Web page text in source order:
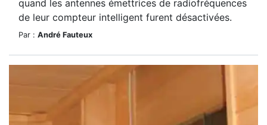
quand les antennes émettrices de radiofréquences
de leur compteur intelligent furent désactivées.
Par : André Fauteux